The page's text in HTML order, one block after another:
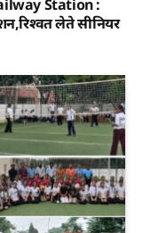
Station :
लेते सीनियर